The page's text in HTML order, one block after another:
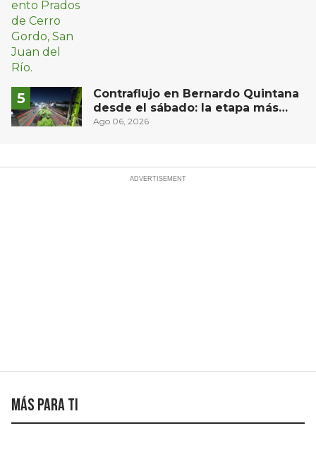
Contraflujo en Bernardo Quintana
desde el sábado: la etapa más
compleja del operativo vial
Ago 06, 2026
Más para ti